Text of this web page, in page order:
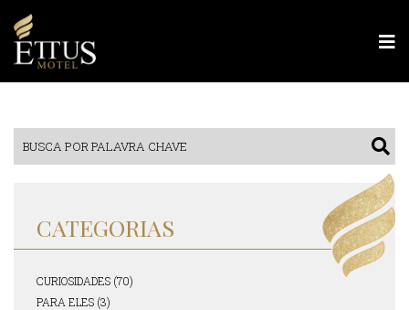
CATEGORIAS
CURIOSIDADES (70)
PARA ELES (3)